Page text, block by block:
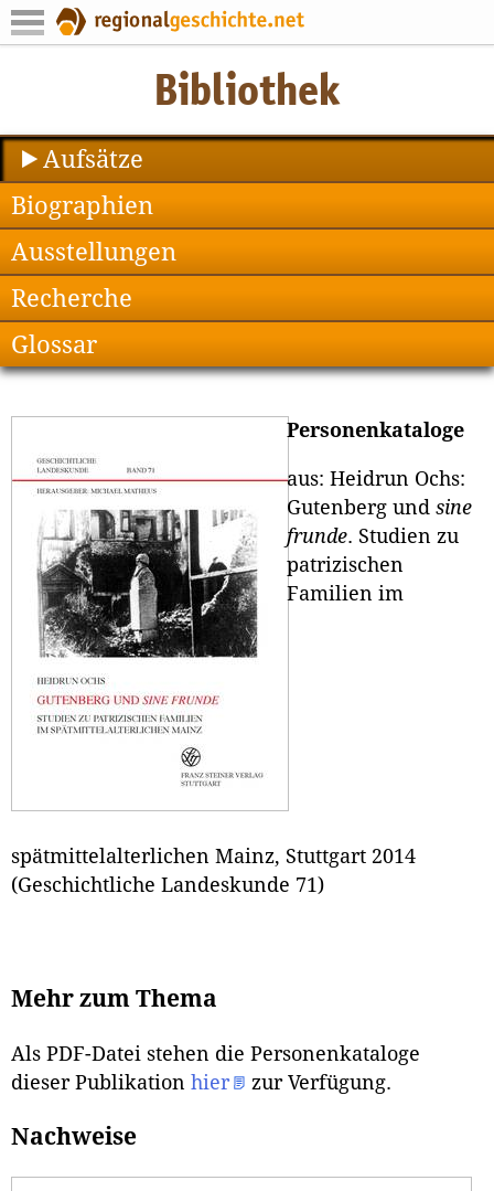
Aufsätze
Biographien
Ausstellungen
Recherche
Glossar
Personenkataloge
aus: Heidrun Ochs:
Gutenberg und sine
frunde. Studien zu
patrizischen
Familien im
spätmittelalterlichen Mainz, Stuttgart 2014
(Geschichtliche Landeskunde 71)
Mehr zum Thema
Als PDF-Datei stehen die Personenkataloge
dieser Publikation hier zur Verfügung.
Nachweise